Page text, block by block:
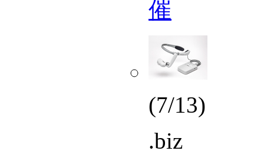
催
(7/13)
.biz